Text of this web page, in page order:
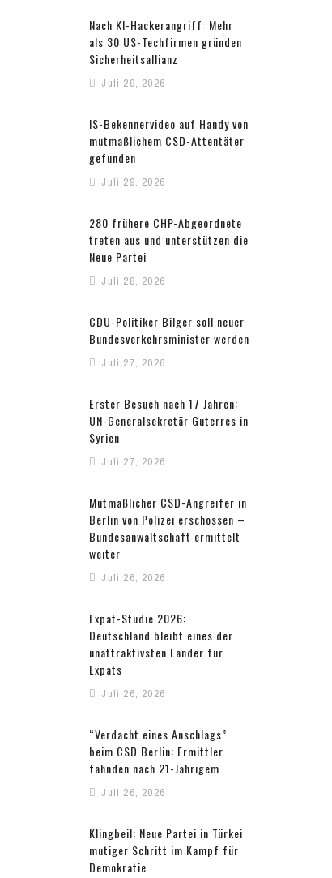
Nach KI-Hackerangriff: Mehr
als 30 US-Techfirmen gründen
Sicherheitsallianz
Juli 29, 2026
IS-Bekennervideo auf Handy von
mutmaßlichem CSD-Attentäter
gefunden
Juli 29, 2026
280 frühere CHP-Abgeordnete
treten aus und unterstützen die
Neue Partei
Juli 28, 2026
CDU-Politiker Bilger soll neuer
Bundesverkehrsminister werden
Juli 27, 2026
Erster Besuch nach 17 Jahren:
UN-Generalsekretär Guterres in
Syrien
Juli 27, 2026
Mutmaßlicher CSD-Angreifer in
Berlin von Polizei erschossen –
Bundesanwaltschaft ermittelt
weiter
Juli 26, 2026
Expat-Studie 2026:
Deutschland bleibt eines der
unattraktivsten Länder für
Expats
Juli 26, 2026
“Verdacht eines Anschlags”
beim CSD Berlin: Ermittler
fahnden nach 21-Jährigem
Juli 26, 2026
Klingbeil: Neue Partei in Türkei
mutiger Schritt im Kampf für
Demokratie